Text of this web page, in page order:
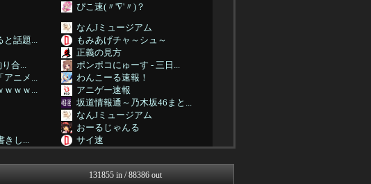
ぴこ速(〃'∇'〃)？
なんJミュージアム
と話題...
もみあげチャ～シュ～
正義の見方
合...
ポンポコにゅーす - 三日...
アニメ...
わんこーる速報！
ｗｗｗ...
アニゲー速報
坂道情報通～乃木坂46まと...
なんJミュージアム
おーるじゃんる
きし...
サイ速
プリキュアのまとめ
【サッカー まとめ】サカラ...
131855 in / 88386 out